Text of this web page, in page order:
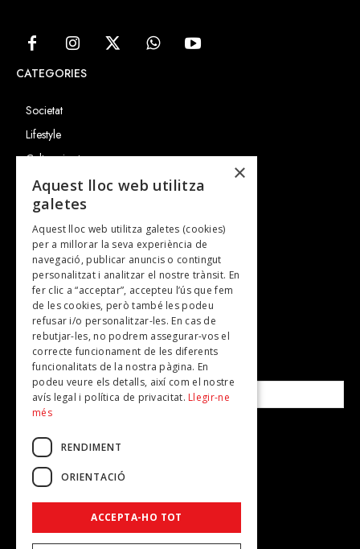
CATEGORIES
Societat
Lifestyle
Cultura i art
Entrevistes
Gastronomia
TV
Plans per fer
Revistes
SUBSCRIU-TE A LA NOSTRA NEWSLETTER!
Correu electrònic*
Accepto lapolítica de privacitat
×
Aquest lloc web utilitza
galetes
Aquest lloc web utilitza galetes (cookies)
per a millorar la seva experiència de
navegació, publicar anuncis o contingut
personalitzat i analitzar el nostre trànsit. En
fer clic a “acceptar”, accepteu l’ús que fem
de les cookies, però també les podeu
refusar i/o personalitzar-les. En cas de
rebutjar-les, no podrem assegurar-vos el
correcte funcionament de les diferents
funcionalitats de la nostra pàgina. En
podeu veure els detalls, així com el nostre
avís legal i política de privacitat. Llegir-ne
més
RENDIMENT
ORIENTACIÓ
ACCEPTA-HO TOT